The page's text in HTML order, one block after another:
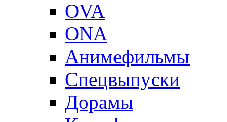
OVA
ONA
Анимефильмы
Спецвыпуски
Дорамы